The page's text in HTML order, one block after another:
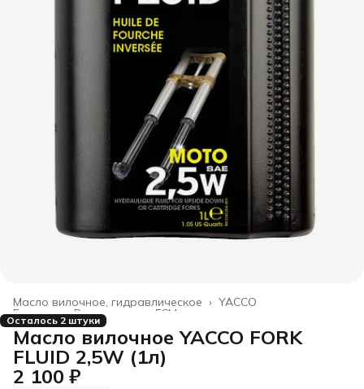
YACCO
Масло вилочное, гидравлическое ›
ГСМ, жидкости, смазки
Все товары
Главная ›
Осталось 2 штуки
Масло вилочное YACCO FORK
FLUID 2,5W (1л)
2 100 ₽